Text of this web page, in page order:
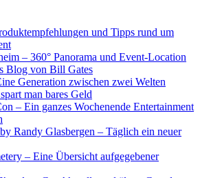
und Tipps rund um
– 360° Panorama und Event-Location
Blog von Bill Gates
Generation zwischen zwei Welten
man bares Geld
– Ein ganzes Wochenende Entertainment
Randy Glasbergen – Täglich ein neuer
– Eine Übersicht aufgegebener